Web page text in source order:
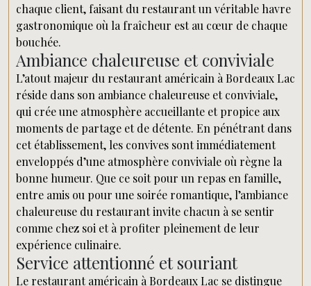
chaque client, faisant du restaurant un véritable havre
gastronomique où la fraîcheur est au cœur de chaque
bouchée.
Ambiance chaleureuse et conviviale
L’atout majeur du restaurant américain à Bordeaux Lac
réside dans son ambiance chaleureuse et conviviale,
qui crée une atmosphère accueillante et propice aux
moments de partage et de détente. En pénétrant dans
cet établissement, les convives sont immédiatement
enveloppés d’une atmosphère conviviale où règne la
bonne humeur. Que ce soit pour un repas en famille,
entre amis ou pour une soirée romantique, l’ambiance
chaleureuse du restaurant invite chacun à se sentir
comme chez soi et à profiter pleinement de leur
expérience culinaire.
Service attentionné et souriant
Le restaurant américain à Bordeaux Lac se distingue